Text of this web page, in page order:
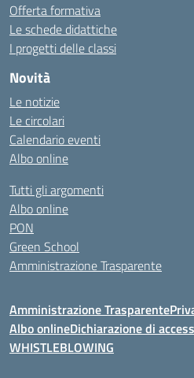
Offerta formativa
Le schede didattiche
I progetti delle classi
Novità
Le notizie
Le circolari
Calendario eventi
Albo online
Tutti gli argomenti
Albo online
PON
Green School
Amministrazione Trasparente
Amministrazione Trasparente
Albo onlineDichiarazione di
WHISTLEBLOWING